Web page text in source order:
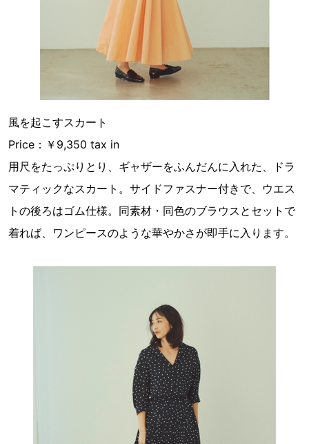
風を起こすスカート
Price：￥9,350 tax in
用尺をたっぷりとり、ギャザーをふんだんに入れた、ドラ
マティックなスカート。サイドファスナー付きで、ウエス
トの後ろはゴム仕様。同素材・同色のブラウスとセットで
着れば、ワンピースのような華やかさが即手に入ります。